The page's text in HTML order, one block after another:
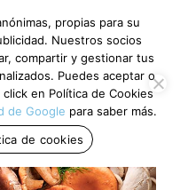
propias para su
Nuestros socios
compartir y gestionar tus
Puedes aceptar o
en Política de Cookies
de Google para saber más.
de cookies